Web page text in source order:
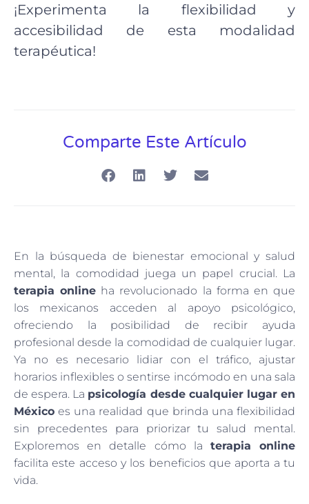
¡Experimenta la flexibilidad y
accesibilidad de esta modalidad
terapéutica!
Comparte Este Artículo
En la búsqueda de bienestar emocional y salud
mental, la comodidad juega un papel crucial. La
terapia online ha revolucionado la forma en que
los mexicanos acceden al apoyo psicológico,
ofreciendo la posibilidad de recibir ayuda
profesional desde la comodidad de cualquier lugar.
Ya no es necesario lidiar con el tráfico, ajustar
horarios inflexibles o sentirse incómodo en una sala
de espera. La psicología desde cualquier lugar en
México es una realidad que brinda una flexibilidad
sin precedentes para priorizar tu salud mental.
Exploremos en detalle cómo la terapia online
facilita este acceso y los beneficios que aporta a tu
vida.